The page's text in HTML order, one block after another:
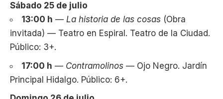
Sábado 25 de julio
13:00 h — La historia de las cosas (Obra
invitada) — Teatro en Espiral. Teatro de la Ciudad.
Público: 3+.
17:00 h — Contramolinos — Ojo Negro. Jardín
Principal Hidalgo. Público: 6+.